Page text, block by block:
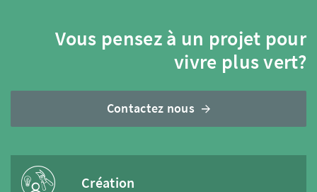
Vous pensez à un projet pour
vivre plus vert?
Contactez nous
Création